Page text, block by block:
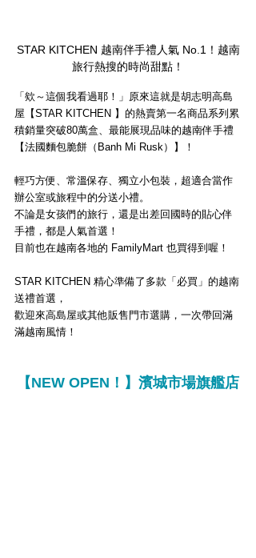
STAR KITCHEN 越南伴手禮人氣 No.1！越南
旅行熱搜的時尚甜點！
「欸～這個我看過耶！」原來這就是胡志明高島
屋【STAR KITCHEN 】的熱賣第一名商品系列累
積銷量突破80萬盒、最能展現品味的越南伴手禮
【法國麵包脆餅（Banh Mi Rusk）】！
輕巧方便、常溫保存、獨立小包裝，超適合當作
辦公室或旅程中的分送小禮。
不論是女孩們的旅行，還是出差回國時的貼心伴
手禮，都是人氣首選！
目前也在越南各地的 FamilyMart 也買得到喔！
STAR KITCHEN 精心準備了多款「必買 」的越南
送禮首選，
歡迎來高島屋或其他販售門市選購，一次帶回滿
滿越南風情！
【NEW OPEN！】 濱城市場旗艦店